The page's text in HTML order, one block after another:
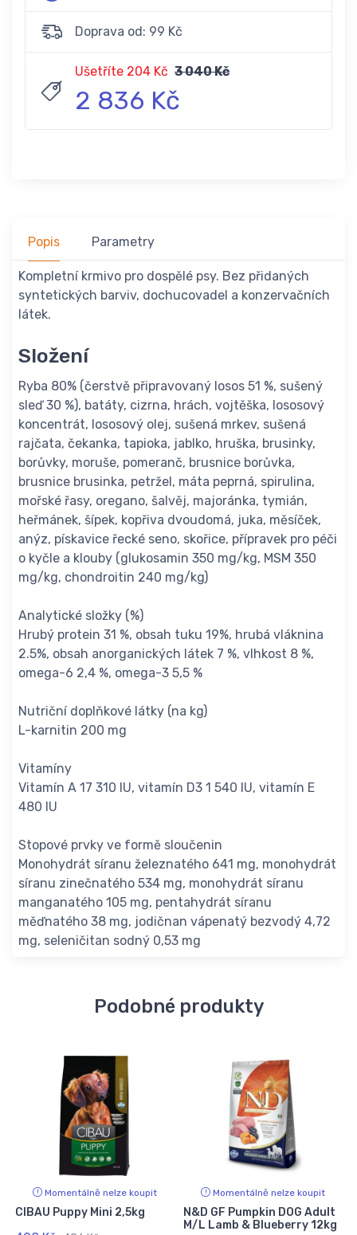
Doprava od: 99 Kč
Ušetříte 204 Kč 3 040 Kč
2 836 Kč
Popis Parametry
Kompletní krmivo pro dospělé psy. Bez přidaných
syntetických barviv, dochucovadel a konzervačních
látek.
Složení
Ryba 80% (čerstvě připravovaný losos 51 %, sušený
sleď 30 %), batáty, cizrna, hrách, vojtěška, lososový
koncentrát, lososový olej, sušená mrkev, sušená
rajčata, čekanka, tapioka, jablko, hruška, brusinky,
borůvky, moruše, pomeranč, brusnice borůvka,
brusnice brusinka, petržel, máta peprná, spirulina,
mořské řasy, oregano, šalvěj, majoránka, tymián,
heřmánek, šípek, kopřiva dvoudomá, juka, měsíček,
anýz, pískavice řecké seno, skořice, přípravek pro péči
o kyčle a klouby (glukosamin 350 mg/kg, MSM 350
mg/kg, chondroitin 240 mg/kg)
Analytické složky (%)
Hrubý protein 31 %, obsah tuku 19%, hrubá vláknina
2.5%, obsah anorganických látek 7 %, vlhkost 8 %,
omega-6 2,4 %, omega-3 5,5 %
Nutriční doplňkové látky (na kg)
L-karnitin 200 mg
Vitamíny
Vitamín A 17 310 IU, vitamín D3 1 540 IU, vitamín E
480 IU
Stopové prvky ve formě sloučenin
Monohydrát síranu železnatého 641 mg, monohydrát
síranu zinečnatého 534 mg, monohydrát síranu
manganatého 105 mg, pentahydrát síranu
měďnatého 38 mg, jodičnan vápenatý bezvodý 4,72
mg, seleničitan sodný 0,53 mg
Podobné produkty
Momentálně nelze koupit
CIBAU Puppy Mini 2,5kg
Momentálně nelze koupit
N&D GF Pumpkin DOG Adult
M/L Lamb & Blueberry 12kg